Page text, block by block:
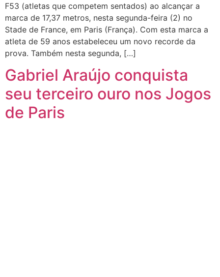
F53 (atletas que competem sentados) ao alcançar a
marca de 17,37 metros, nesta segunda-feira (2) no
Stade de France, em Paris (França). Com esta marca a
atleta de 59 anos estabeleceu um novo recorde da
prova. Também nesta segunda, […]
Gabriel Araújo conquista
seu terceiro ouro nos Jogos
de Paris